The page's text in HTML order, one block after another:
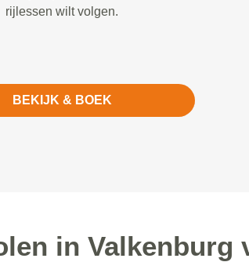
rijlessen wilt volgen.
BEKIJK & BOEK
in Valkenburg